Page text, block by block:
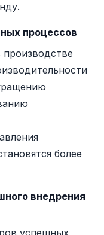
процессов
более
внедрения
успешных